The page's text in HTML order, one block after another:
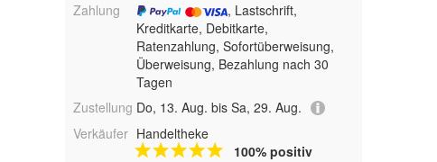
Zahlung
, Lastschrift,
Kreditkarte, Debitkarte,
Ratenzahlung, Sofortüberweisung,
Überweisung, Bezahlung nach 30
Tagen
Zustellung Do, 13. Aug. bis Sa, 29. Aug.
Verkäufer Handeltheke
100% positiv